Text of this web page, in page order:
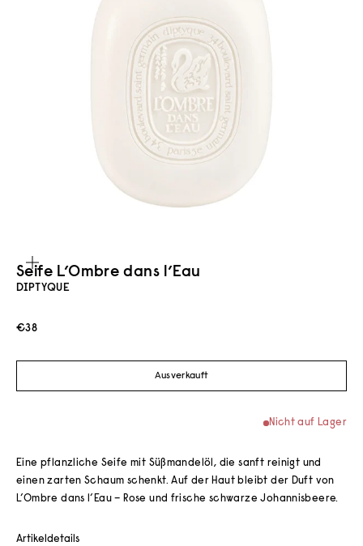
Seife L’Ombre dans l’Eau
DIPTYQUE
Angebot
€38
Ausverkauft
Nicht auf Lager
Eine pflanzliche Seife mit Süßmandelöl, die sanft reinigt und
einen zarten Schaum schenkt. Auf der Haut bleibt der Duft von
L’Ombre dans l’Eau – Rose und frische schwarze Johannisbeere.
Artikeldetails